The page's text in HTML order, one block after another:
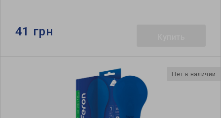
41 грн
Нет в наличии